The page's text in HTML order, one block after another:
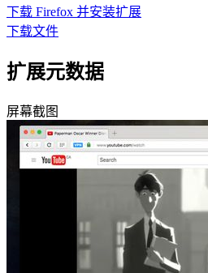
下载 Firefox 并安装扩展
下载文件
扩展元数据
屏幕截图